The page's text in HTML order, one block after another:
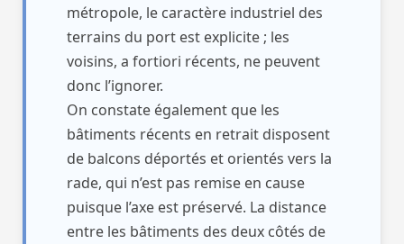
métropole, le caractère industriel des
terrains du port est explicite ; les
voisins, a fortiori récents, ne peuvent
donc l’ignorer.
On constate également que les
bâtiments récents en retrait disposent
de balcons déportés et orientés vers la
rade, qui n’est pas remise en cause
puisque l’axe est préservé. La distance
entre les bâtiments des deux côtés de